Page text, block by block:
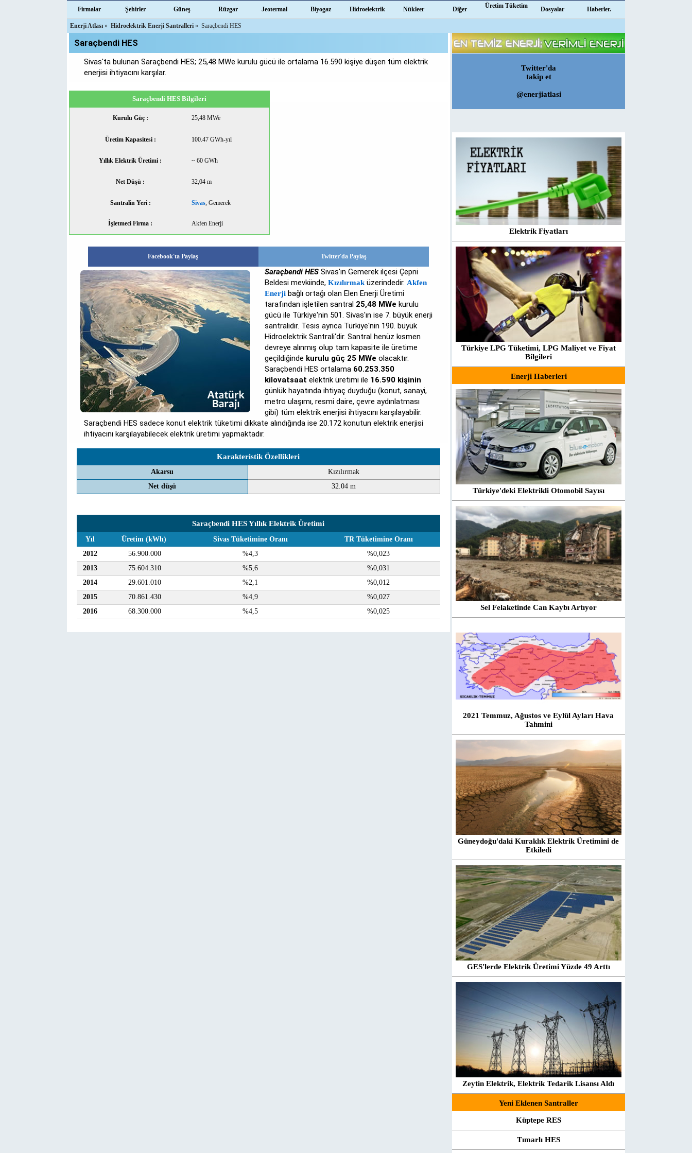
Firmalar Şehirler Güneş Rüzgar Jeotermal Biyogaz Hidroelektrik Nükleer Diğer Üretim Tüketim Dosyalar Haberler.
Enerji Atlası » Hidroelektrik Enerji Santralleri » Saraçbendi HES
Saraçbendi HES
Sivas'ta bulunan Saraçbendi HES; 25,48 MWe kurulu gücü ile ortalama 16.590 kişiye düşen tüm elektrik
enerjisi ihtiyacını karşılar.
Saraçbendi HES Bilgileri
Kurulu Güç : 25,48 MWe
Üretim Kapasitesi : 100.47 GWh-yıl
Yıllık Elektrik Üretimi : ~ 60 GWh
Net Düşü : 32,04 m
Santralin Yeri : Sivas, Gemerek
İşletmeci Firma : Akfen Enerji
Facebook'ta Paylaş Twitter'da Paylaş
Saraçbendi HES Sivas'ın Gemerek ilçesi Çepni
Beldesi mevkiinde,Kızılırmaküzerindedir.Akfen
Enerji bağlı ortağı olan Elen Enerji Üretimi
tarafından işletilen santral 25,48 MWe kurulu
gücü ile Türkiye'nin 501. Sivas'ın ise 7. büyük enerji
santralidir. Tesis ayrıca Türkiye'nin 190. büyük
Hidroelektrik Santrali'dir. Santral henüz kısmen
devreye alınmış olup tam kapasite ile üretime
geçildiğinde kurulu güç 25 MWe olacaktır.
Saraçbendi HES ortalama 60.253.350
kilovatsaat elektrik üretimi ile 16.590 kişinin
günlük hayatında ihtiyaç duyduğu (konut, sanayi,
metro ulaşımı, resmi daire, çevre aydınlatması
gibi) tüm elektrik enerjisi ihtiyacını karşılayabilir.
Saraçbendi HES sadece konut elektrik tüketimi dikkate alındığında ise 20.172 konutun elektrik enerjisi
ihtiyacını karşılayabilecek elektrik üretimi yapmaktadır.
Karakteristik Özellikleri
Akarsu
Kızılırmak
Net düşü
32.04 m
Saraçbendi HES Yıllık Elektrik Üretimi
Yıl Üretim (kWh) Sivas Tüketimine Oranı
TR Tüketimine Oranı
2012
56.900.000 %4,3
%0,023
2013
75.604.310 %5,6
%0,031
2014
29.601.010 %2,1
%0,012
2015
70.861.430 %4,9
%0,027
2016
68.300.000 %4,5 %0,025
Twitter'da
takip et
@enerjiatlasi
Elektrik Fiyatları
Türkiye LPG Tüketimi, LPG Maliyet ve Fiyat
Bilgileri
Enerji Haberleri
Türkiye'deki Elektrikli Otomobil Sayısı
Sel Felaketinde Can Kaybı Artıyor
2021 Temmuz, Ağustos ve Eylül Ayları Hava
Tahmini
Güneydoğu'daki Kuraklık Elektrik Üretimini de
Etkiledi
GES'lerde Elektrik Üretimi Yüzde 49 Arttı
Zeytin Elektrik, Elektrik Tedarik Lisansı Aldı
Yeni Eklenen Santraller
Küptepe RES
Tımarlı HES